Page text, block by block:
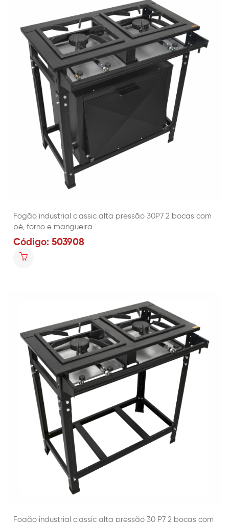
Fogão industrial classic alta pressão 30P7 2 bocas com
pé, forno e mangueira
Código: 503908
Fogão industrial classic alta pressão 30 P7 2 bocas com